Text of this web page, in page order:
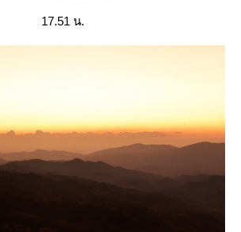
17.51 น.